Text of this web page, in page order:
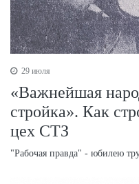
29 июля
«Важнейшая
стройка». Как
цех СТЗ
"Рабочая правда" - юбилею